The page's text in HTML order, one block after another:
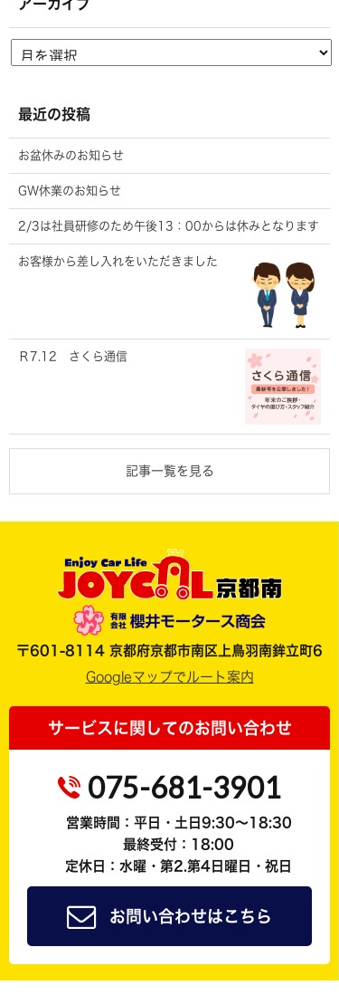
アーカイブ
最近の投稿
お盆休みのお知らせ
GW休業のお知らせ
2/3は社員研修のため午後13：00からは休みとなります
お客様から差し入れをいただきました
Ｒ7.12 さくら通信
記事一覧を見る
〒601-8114 京都府京都市南区上鳥羽南鉾立町6
Googleマップでルート案内
サービスに関してのお問い合わせ
075-681-3901
営業時間：平日・土日9:30～18:30
最終受付：18:00
定休日：水曜・第2.第4日曜日・祝日
お問い合わせはこちら